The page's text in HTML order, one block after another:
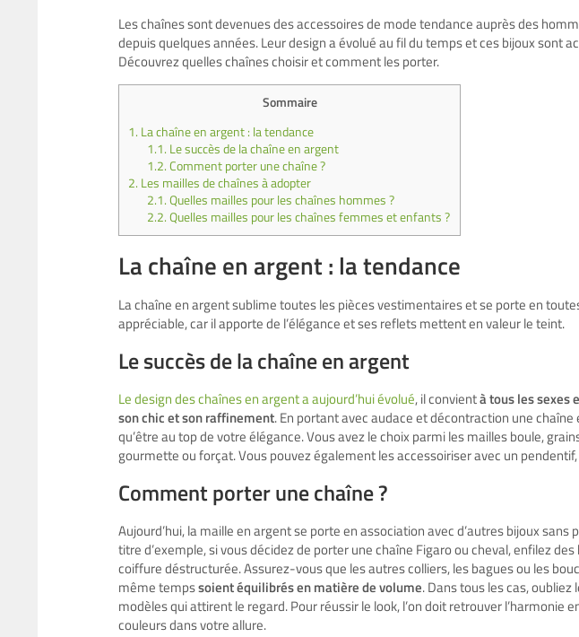
Les chaînes sont devenues des accessoires de mode tendance auprès des
depuis quelques années. Leur design a évolué au fil du temps et ces bijoux sont
Découvrez quelles chaînes choisir et comment les porter.
Sommaire
1. La chaîne en argent : la tendance
1.1. Le succès de la chaîne en argent
1.2.Comment porter une chaîne ?
2. Les mailles de chaînes à adopter
2.1.Quelles mailles pour les chaînes hommes ?
2.2.Quelles mailles pour les chaînes femmes et enfants ?
La chaîne en argent : la tendance
La chaîne en argent sublime toutes les pièces vestimentaires et se porte en
appréciable, car il apporte de l’élégance et ses reflets mettent en valeur le teint.
Le succès de la chaîne en argent
Le design des chaînes en argent a aujourd’hui évolué, il convientà tous les sexes
son chic et son raffinement. En portant avec audace et décontraction une
qu’être au top de votre élégance. Vous avez le choix parmi les mailles boule,
gourmette ou forçat. Vous pouvez également les accessoiriser avec un
Comment porter une chaîne ?
Aujourd’hui, la maille en argent se porte en association avec d’autres bijoux sans
titre d’exemple, si vous décidez de porter une chaîne Figaro ou cheval, enfilez
coiffure déstructurée. Assurez-vous que les autres colliers, les bagues ou les
même tempssoient équilibrés en matière de volume. Dans tous les cas,
modèles qui attirent le regard. Pour réussir le look, l’on doit retrouver l’harmonie
couleurs dans votre allure.